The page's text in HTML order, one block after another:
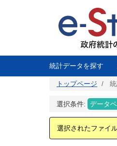
に
統計データを探す
トップページ
選択条件: データ
選択されたファイ